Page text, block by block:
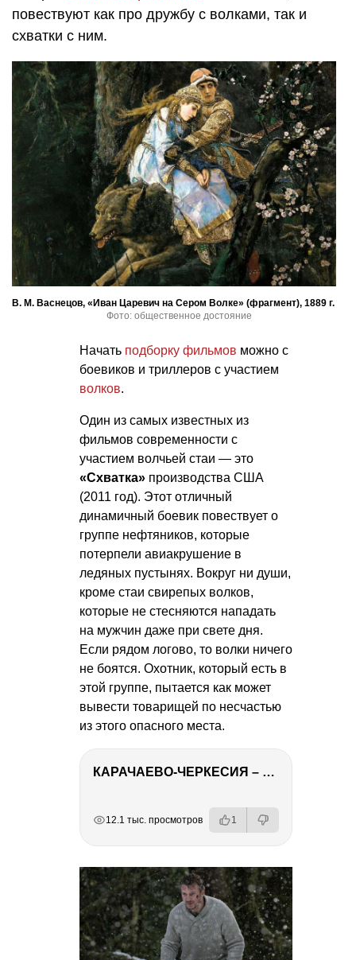
повествуют как про дружбу с волками, так и
схватки с ним.
В. М. Васнецов, «Иван Царевич на Сером Волке» (фрагмент), 1889 г.
Фото: общественное достояние
Начать подборку фильмов можно с
боевиков и триллеров с участием
волков.
Один из самых известных из
фильмов современности с
участием волчьей стаи — это
«Схватка» производства США
(2011 год). Этот отличный
динамичный боевик повествует о
группе нефтяников, которые
потерпели авиакрушение в
ледяных пустынях. Вокруг ни души,
кроме стаи свирепых волков,
которые не стесняются нападать
на мужчин даже при свете дня.
Если рядом логово, то волки ничего
не боятся. Охотник, который есть в
этой группе, пытается как может
вывести товарищей по несчастью
из этого опасного места.
КАРАЧАЕВО-ЧЕРКЕСИЯ – ПУТЕШЕСТВИЕ НА КАВКАЗ часть 2
12.1 тыс. просмотров 1